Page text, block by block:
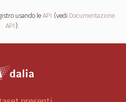
usando leAPI (vedi Documentazione
API).